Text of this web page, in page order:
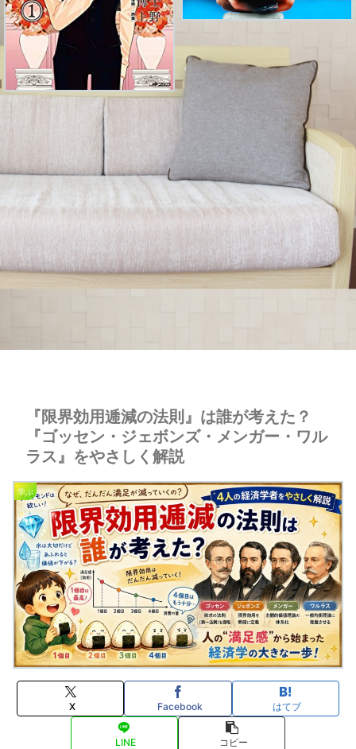
『限界効用逓減の法則』は誰が考えた？
『ゴッセン・ジェボンズ・メンガー・ワル
ラス』をやさしく解説
学ぶ
X Facebook はてブ
LINE コピー